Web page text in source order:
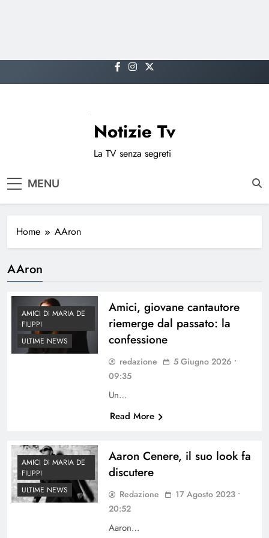
to
Notizie Tv
La TV senza segreti
MENU
Home AAron
AAron
AMICI DI MARIA DE
FILIPPI
ULTIME NEWS
Amici, giovane cantautore
riemerge dal passato: la
confessione
redazione
5 Giugno 2026 •
09:35
Un…
Read More
AMICI DI MARIA DE
FILIPPI
ULTIME NEWS
Aaron Cenere, il suo look fa
discutere
Redazione
17 Agosto 2023 •
20:52
Aaron…